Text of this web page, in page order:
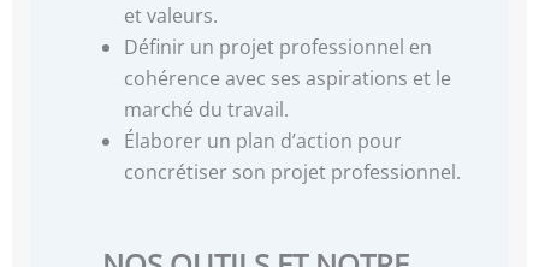
et valeurs.
Définir un projet professionnel en
cohérence avec ses aspirations et le
marché du travail.
Élaborer un plan d’action pour
concrétiser son projet professionnel.